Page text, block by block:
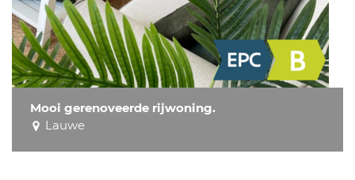
Mooi gerenoveerde rijwoning.
Lauwe